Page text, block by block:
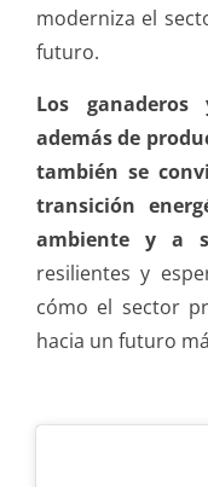
moderniza el
futuro.
Los
además de
también se
transición
ambiente y a
resilientes y
cómo el sector
hacia un futuro